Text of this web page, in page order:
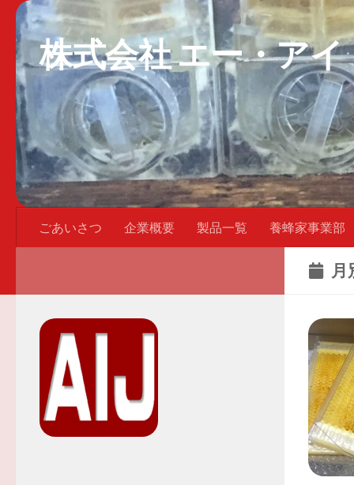
株式会社 エー・ア
ごあいさつ 企業概要 製品一覧 養蜂家事業部
月